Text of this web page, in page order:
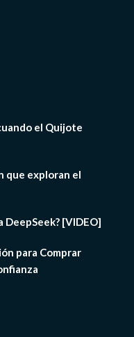
el Quijote
que exploran el
[VIDEO]
para Comprar